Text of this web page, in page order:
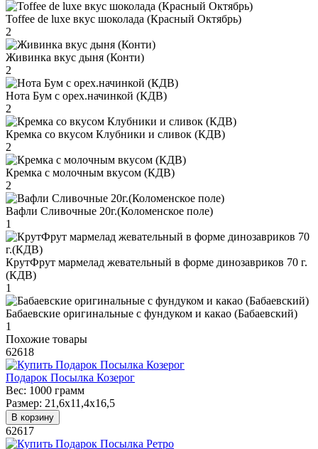
Toffee de luxe вкус шоколада (Красный Октябрь)
2
Живинка вкус дыня (Конти)
2
Нота Бум с орех.начинкой (КДВ)
2
Кремка со вкусом Клубники и сливок (КДВ)
2
Кремка с молочным вкусом (КДВ)
2
Вафли Сливочные 20г.(Коломенское поле)
1
КрутФрут мармелад жевательный в форме динозавриков 70 г.
(КДВ)
1
Бабаевские оригинальные с фундуком и какао (Бабаевский)
1
Похожие товары
62618
Подарок Посылка Козерог
Вес: 1000 грамм
Размер: 21,6x11,4x16,5
В корзину
62617